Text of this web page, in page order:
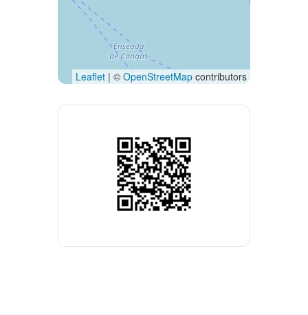
Leaflet | © OpenStreetMap contributors